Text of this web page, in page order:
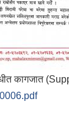
कागजात